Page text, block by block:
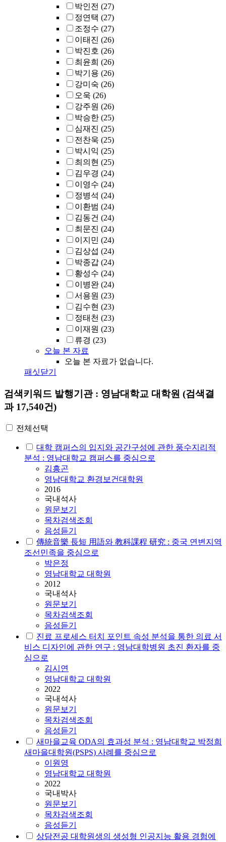
박인전 (27)
정연택 (27)
조정수 (27)
이태진 (26)
박진호 (26)
최윤희 (26)
박기용 (26)
강미숙 (26)
오욱 (26)
강주원 (26)
박승한 (25)
심재진 (25)
전찬욱 (25)
박시익 (25)
최의현 (25)
김우경 (24)
이영수 (24)
정병석 (24)
이환범 (24)
김동건 (24)
최문진 (24)
이지민 (24)
김상섭 (24)
박종갑 (24)
황성수 (24)
이병완 (24)
서용원 (23)
김수현 (23)
정태천 (23)
이재원 (23)
류경 (23)
오늘 본 자료
오늘 본 자료가 없습니다.
패싯닫기
검색키워드 발행기관 : 영남대학교 대학원 (검색결
과 17,540건)
전체선택
대학 캠퍼스의 입지와 공간구성에 관한 풍수지리적
분석 : 영남대학교 캠퍼스를 중심으로
김흥곤
영남대학교 환경보건대학원
2016
국내석사
원문보기
목차검색조회
음성듣기
傳統音樂 長短 用語와 教科課程 研究 : 중국 연변지역
조선민족을 중심으로
박은정
영남대학교 대학원
2012
국내석사
원문보기
목차검색조회
음성듣기
진료 프로세스 터치 포인트 속성 분석을 통한 의료 서
비스 디자인에 관한 연구 : 영남대학병원 초진 환자를 중
심으로
김시연
영남대학교 대학원
2022
국내석사
원문보기
목차검색조회
음성듣기
새마을교육 ODA의 효과성 분석 : 영남대학교 박정희
새마을대학원(PSPS) 사례를 중심으로
이원영
영남대학교 대학원
2022
국내박사
원문보기
목차검색조회
음성듣기
상담전공 대학원생의 생성형 인공지능 활용 경험에